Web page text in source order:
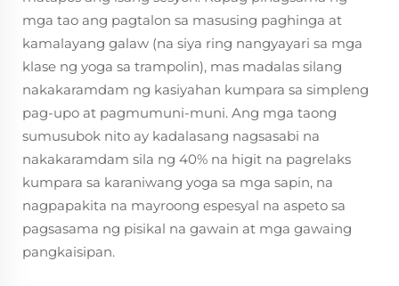
mga tao ang pagtalon sa masusing paghinga at
kamalayang galaw (na siya ring nangyayari sa mga
klase ng yoga sa trampolin), mas madalas silang
nakakaramdam ng kasiyahan kumpara sa simpleng
pag-upo at pagmumuni-muni. Ang mga taong
sumusubok nito ay kadalasang nagsasabi na
nakakaramdam sila ng 40% na higit na pagrelaks
kumpara sa karaniwang yoga sa mga sapin, na
nagpapakita na mayroong espesyal na aspeto sa
pagsasama ng pisikal na gawain at mga gawaing
pangkaisipan.